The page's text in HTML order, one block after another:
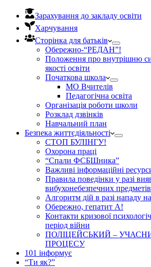
Зарахування до закладу освіти
Харчування
Сторінка для батьків
Обережно-“РЕДАН”!
Положення про внутрішню
якості освіти
Початкова школа
МО Вчителів
Педагогічна освіта
Організація роботи школи
Розклад дзвінків
Навчальний план
Безпека життєдіяльності
СТОП БУЛІНГУ!
Охорона праці
“Спали ФСБШника”
Важливі інформаційні
Правила поведінки у разі
вибухонебезпечних предметів
Алгоритм дій в разі нападу
Обережно, гепатит А!
Контакти кризової
період війни
ПОЛІЦЕЙСЬКИЙ –
ПРОЦЕСУ
101 інформує
“Ти як?”